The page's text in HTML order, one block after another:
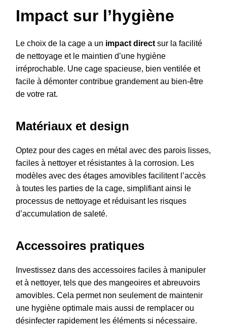
Impact sur l’hygiène
Le choix de la cage a un impact direct sur la facilité
de nettoyage et le maintien d’une hygiène
irréprochable. Une cage spacieuse, bien ventilée et
facile à démonter contribue grandement au bien-être
de votre rat.
Matériaux et design
Optez pour des cages en métal avec des parois lisses,
faciles à nettoyer et résistantes à la corrosion. Les
modèles avec des étages amovibles facilitent l’accès
à toutes les parties de la cage, simplifiant ainsi le
processus de nettoyage et réduisant les risques
d’accumulation de saleté.
Accessoires pratiques
Investissez dans des accessoires faciles à manipuler
et à nettoyer, tels que des mangeoires et abreuvoirs
amovibles. Cela permet non seulement de maintenir
une hygiène optimale mais aussi de remplacer ou
désinfecter rapidement les éléments si nécessaire.